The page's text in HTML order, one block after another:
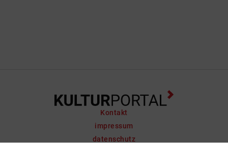
Kontakt
impressum
datenschutz